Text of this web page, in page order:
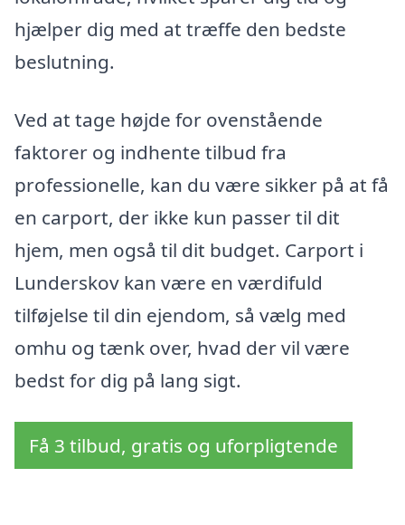
hjælper dig med at træffe den bedste
beslutning.
Ved at tage højde for ovenstående
faktorer og indhente tilbud fra
professionelle, kan du være sikker på at få
en carport, der ikke kun passer til dit
hjem, men også til dit budget. Carport i
Lunderskov kan være en værdifuld
tilføjelse til din ejendom, så vælg med
omhu og tænk over, hvad der vil være
bedst for dig på lang sigt.
Få 3 tilbud, gratis og uforpligtende